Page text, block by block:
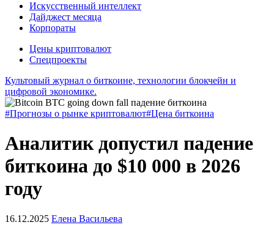
Искусственный интеллект
Дайджест месяца
Корпораты
Цены криптовалют
Спецпроекты
Культовый журнал о биткоине, технологии блокчейн и
цифровой экономике.
#Прогнозы о рынке криптовалют#Цена биткоина
Аналитик допустил падение
биткоина до $10 000 в 2026
году
16.12.2025 Елена Васильева